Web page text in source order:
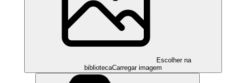
Escolher na
bibliotecaCarregar imagem